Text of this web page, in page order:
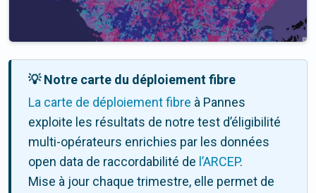
💡 Notre carte du déploiement fibre
La carte de déploiement fibre à Pannes
exploite les résultats de notre test d’éligibilité
multi-opérateurs enrichies par les données
open data de raccordabilité de l’ARCEP.
Mise à jour chaque trimestre, elle permet de